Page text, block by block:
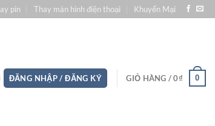
pin Thay màn hình điện thoại Khuyến Mại
ĐĂNG NHẬP / ĐĂNG KÝ GIỎ HÀNG /0₫ 0